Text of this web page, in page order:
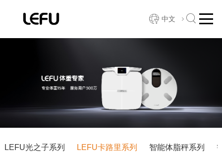
中文
LEFU光之子系列 LEFU卡路里系列 智能体脂秤系列